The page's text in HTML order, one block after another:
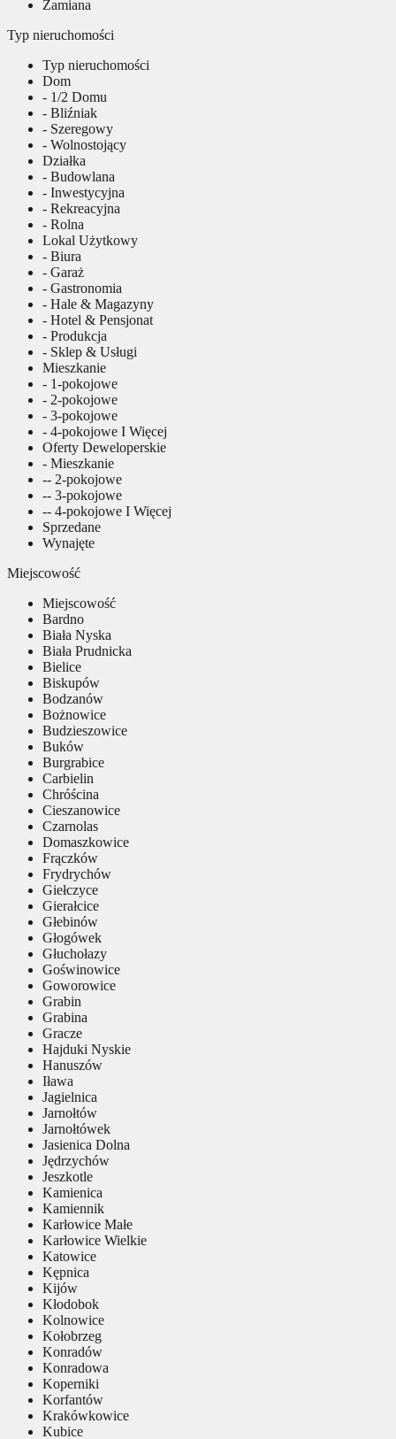
Zamiana
Typ nieruchomości
Typ nieruchomości
Dom
- 1/2 Domu
- Bliźniak
- Szeregowy
- Wolnostojący
Działka
- Budowlana
- Inwestycyjna
- Rekreacyjna
- Rolna
Lokal Użytkowy
- Biura
- Garaż
- Gastronomia
- Hale & Magazyny
- Hotel & Pensjonat
- Produkcja
- Sklep & Usługi
Mieszkanie
- 1-pokojowe
- 2-pokojowe
- 3-pokojowe
- 4-pokojowe I Więcej
Oferty Deweloperskie
- Mieszkanie
-- 2-pokojowe
-- 3-pokojowe
-- 4-pokojowe I Więcej
Sprzedane
Wynajęte
Miejscowość
Miejscowość
Bardno
Biała Nyska
Biała Prudnicka
Bielice
Biskupów
Bodzanów
Bożnowice
Budzieszowice
Buków
Burgrabice
Carbielin
Chróścina
Cieszanowice
Czarnolas
Domaszkowice
Frączków
Frydrychów
Giełczyce
Gierałcice
Głebinów
Głogówek
Głuchołazy
Goświnowice
Goworowice
Grabin
Grabina
Gracze
Hajduki Nyskie
Hanuszów
Iława
Jagielnica
Jarnołtów
Jarnołtówek
Jasienica Dolna
Jędrzychów
Jeszkotle
Kamienica
Kamiennik
Karłowice Małe
Karłowice Wielkie
Katowice
Kępnica
Kijów
Kłodobok
Kolnowice
Kołobrzeg
Konradów
Konradowa
Koperniki
Korfantów
Krakówkowice
Kubice